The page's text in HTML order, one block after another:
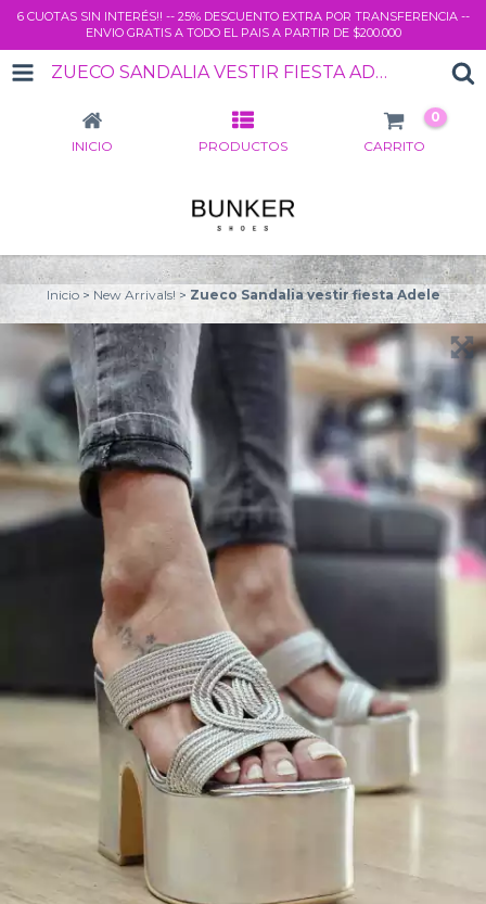
6 CUOTAS SIN INTERÉS!! -- 25% DESCUENTO EXTRA POR TRANSFERENCIA --
ENVIO GRATIS A TODO EL PAIS A PARTIR DE $200.000
ZUECO SANDALIA VESTIR FIESTA ADELE
INICIO PRODUCTOS CARRITO
0
Inicio > New Arrivals! > Zueco Sandalia vestir fiesta Adele